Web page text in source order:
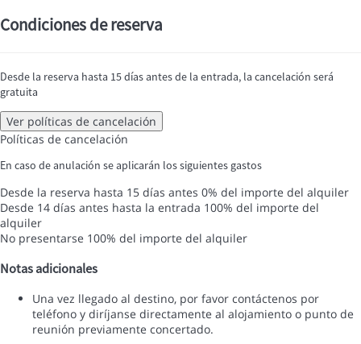
Condiciones de reserva
Desde la reserva hasta 15 días antes de la entrada, la cancelación será
gratuita
Ver políticas de cancelación
Políticas de cancelación
En caso de anulación se aplicarán los siguientes gastos
Desde la reserva hasta 15 días antes 0% del importe del alquiler
Desde 14 días antes hasta la entrada 100% del importe del
alquiler
No presentarse 100% del importe del alquiler
Notas adicionales
Una vez llegado al destino, por favor contáctenos por
teléfono y diríjanse directamente al alojamiento o punto de
reunión previamente concertado.